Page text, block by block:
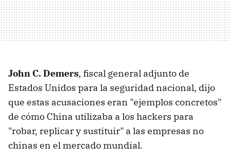
John C. Demers, fiscal general adjunto de
Estados Unidos para la seguridad nacional, dijo
que estas acusaciones eran "ejemplos concretos"
de cómo China utilizaba a los hackers para
"robar, replicar y sustituir" a las empresas no
chinas en el mercado mundial.